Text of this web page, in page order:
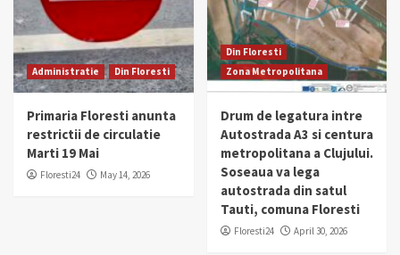
Administratie Din Floresti
Primaria Floresti anunta
restrictii de circulatie
Marti 19 Mai
Floresti24 May 14, 2026
Din Floresti
Zona Metropolitana
Drum de legatura intre
Autostrada A3 si centura
metropolitana a Clujului.
Soseaua va lega
autostrada din satul
Tauti, comuna Floresti
Floresti24 April 30, 2026